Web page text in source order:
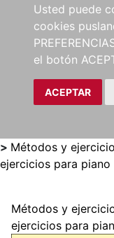
Usted puede
cookies
el botón
ACEPTAR
> Métodos y
ejercicios para piano
Métodos y
ejercicios para